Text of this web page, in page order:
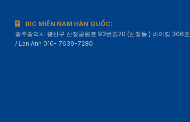
BIC MIỀN NAM HÀN QUỐC:
광주광역시 광산구 산정공원로 93번길20 (산정동 ) 바이킹 306호
/ Lan Anh 010- 7639-7280